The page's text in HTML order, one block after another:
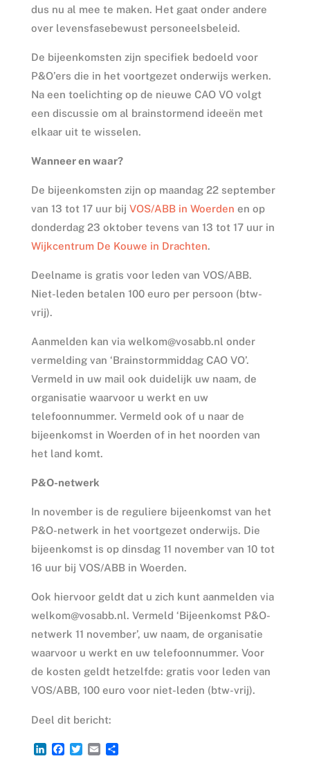
dus nu al mee te maken. Het gaat onder andere
over levensfasebewust personeelsbeleid.
De bijeenkomsten zijn specifiek bedoeld voor
P&O’ers die in het voortgezet onderwijs werken.
Na een toelichting op de nieuwe CAO VO volgt
een discussie om al brainstormend ideeën met
elkaar uit te wisselen.
Wanneer en waar?
De bijeenkomsten zijn op maandag 22 september
van 13 tot 17 uur bij VOS/ABB in Woerden en op
donderdag 23 oktober tevens van 13 tot 17 uur in
Wijkcentrum De Kouwe in Drachten.
Deelname is gratis voor leden van VOS/ABB.
Niet-leden betalen 100 euro per persoon (btw-
vrij).
Aanmelden kan via welkom@vosabb.nl onder
vermelding van ‘Brainstormmiddag CAO VO’.
Vermeld in uw mail ook duidelijk uw naam, de
organisatie waarvoor u werkt en uw
telefoonnummer. Vermeld ook of u naar de
bijeenkomst in Woerden of in het noorden van
het land komt.
P&O-netwerk
In november is de reguliere bijeenkomst van het
P&O-netwerk in het voortgezet onderwijs. Die
bijeenkomst is op dinsdag 11 november van 10 tot
16 uur bij VOS/ABB in Woerden.
Ook hiervoor geldt dat u zich kunt aanmelden via
welkom@vosabb.nl. Vermeld ‘Bijeenkomst P&O-
netwerk 11 november’, uw naam, de organisatie
waarvoor u werkt en uw telefoonnummer. Voor
de kosten geldt hetzelfde: gratis voor leden van
VOS/ABB, 100 euro voor niet-leden (btw-vrij).
Deel dit bericht:
L
F
T
E
D